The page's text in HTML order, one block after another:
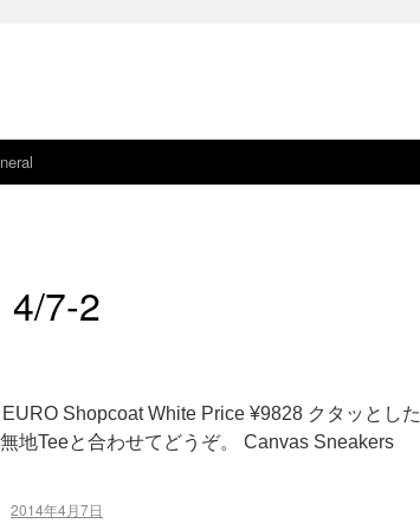
4/7-2
Shopcoat White Price ¥9828 クタッとした
地Teeと合わせてどうぞ。 Canvas Sneakers
2014年4月7日